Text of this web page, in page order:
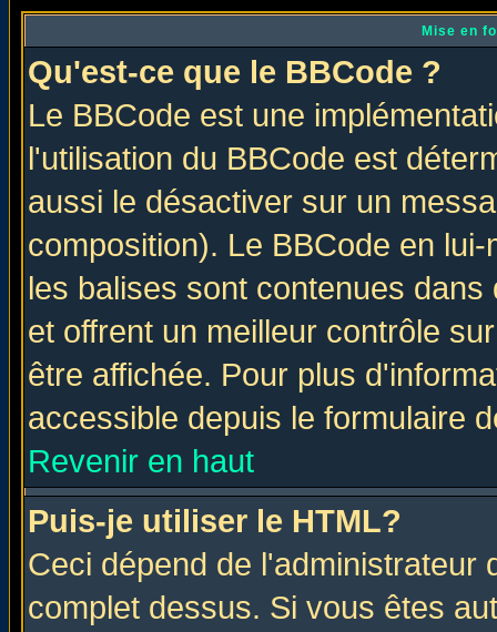
Mise en
Qu'est-ce que le BBCode ?
Le BBCode est une
l'utilisation du BBCode est
aussi le désactiver sur un
composition). Le BBCode en
les balises sont contenues
et offrent un meilleur contrôle
être affichée. Pour plus
accessible depuis le formulaire
Revenir en haut
Puis-je utiliser le HTML?
Ceci dépend de l'administrateur
complet dessus. Si vous êtes